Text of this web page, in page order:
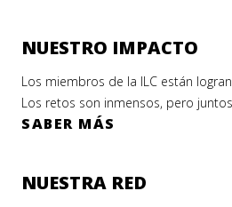
NUESTRO IMPACTO
Los miembros de la ILC están
Los retos son inmensos, pero
SABER MÁS
NUESTRA RED